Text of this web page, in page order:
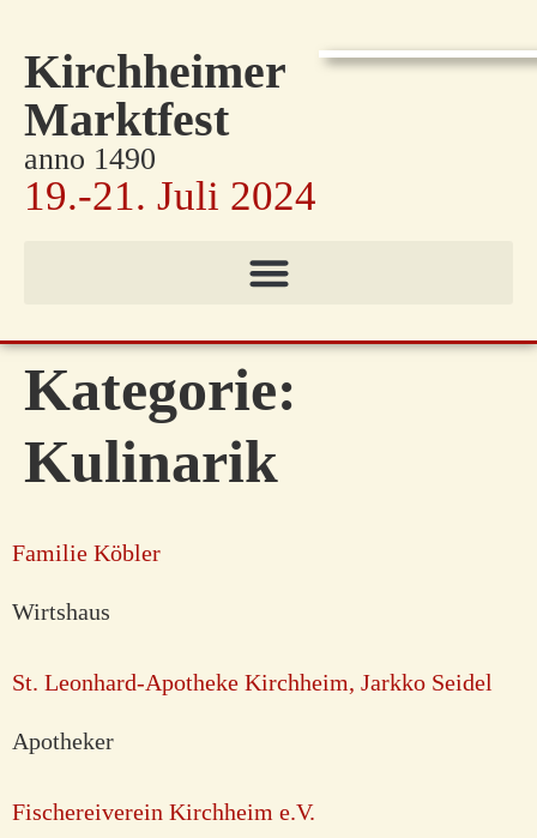
Kirchheimer
Marktfest
anno 1490
19.-21. Juli 2024
Kategorie:
Kulinarik
Familie Köbler
Wirtshaus
St. Leonhard-Apotheke Kirchheim, Jarkko Seidel
Apotheker
Fischereiverein Kirchheim e.V.